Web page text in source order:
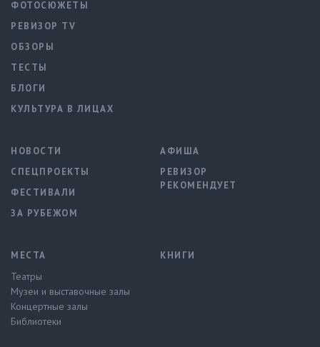
ФОТОСЮЖЕТЫ
РЕВИЗОР TV
ОБЗОРЫ
ТЕСТЫ
БЛОГИ
КУЛЬТУРА В ЛИЦАХ
НОВОСТИ
СПЕЦПРОЕКТЫ
ФЕСТИВАЛИ
ЗА РУБЕЖОМ
АФИША
РЕВИЗОР
РЕКОМЕНДУЕТ
МЕСТА
Театры
Музеи и выставочные залы
Концертные залы
Библиотеки
КНИГИ